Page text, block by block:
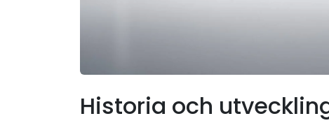
Historia och